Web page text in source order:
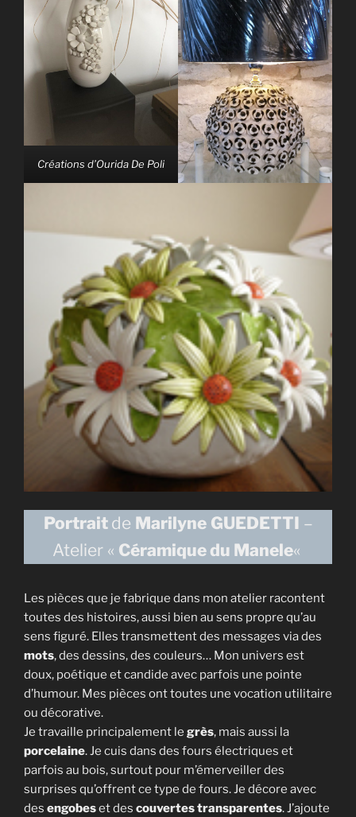
Créations d’Ourida De Poli
Portrait de Marilyne GUEDETTI –
Atelier « Céramique du Manele«
Les pièces que je fabrique dans mon atelier racontent
toutes des histoires, aussi bien au sens propre qu’au
sens figuré. Elles transmettent des messages via des
mots, des dessins, des couleurs… Mon univers est
doux, poétique et candide avec parfois une pointe
d’humour. Mes pièces ont toutes une vocation utilitaire
ou décorative.
Je travaille principalement le grès, mais aussi la
porcelaine. Je cuis dans des fours électriques et
parfois au bois, surtout pour m’émerveiller des
surprises qu’offrent ce type de fours. Je décore avec
des engobeset des couvertes transparentes. J’ajoute